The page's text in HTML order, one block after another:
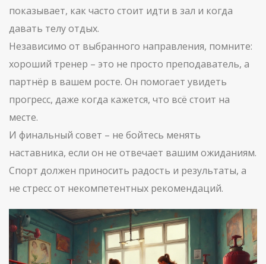
показывает, как часто стоит идти в зал и когда
давать телу отдых.
Независимо от выбранного направления, помните:
хороший тренер – это не просто преподаватель, а
партнёр в вашем росте. Он помогает увидеть
прогресс, даже когда кажется, что всё стоит на
месте.
И финальный совет – не бойтесь менять
наставника, если он не отвечает вашим ожиданиям.
Спорт должен приносить радость и результаты, а
не стресс от некомпетентных рекомендаций.